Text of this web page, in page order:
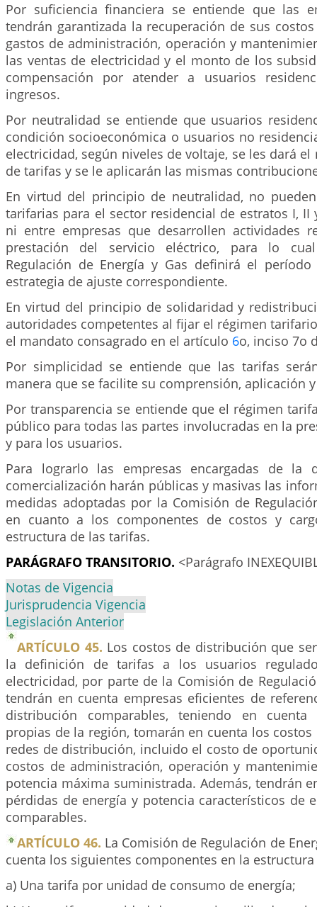
Por suficiencia financiera se entiende que las
tendrán garantizada la recuperación de sus
gastos de administración, operación y
las ventas de electricidad y el monto de los
compensación por atender a usuarios
ingresos.
Por neutralidad se entiende que usuarios
condición socioeconómica o usuarios no
electricidad, según niveles de voltaje, se les dará
de tarifas y se le aplicarán las mismas
En virtud del principio de neutralidad, no
tarifarias para el sector residencial de estratos I, II
ni entre empresas que desarrollen actividades
prestación del servicio eléctrico, para lo
Regulación de Energía y Gas definirá el
estrategia de ajuste correspondiente.
En virtud del principio de solidaridad y
autoridades competentes al fijar el régimen
el mandato consagrado en el artículo 6o, inciso 7o
Por simplicidad se entiende que las tarifas
manera que se facilite su comprensión, aplicación
Por transparencia se entiende que el régimen
público para todas las partes involucradas en la
y para los usuarios.
Para lograrlo las empresas encargadas de la
comercialización harán públicas y masivas las
medidas adoptadas por la Comisión de
en cuanto a los componentes de costos y
estructura de las tarifas.
PARÁGRAFO TRANSITORIO. <Parágrafo
Notas de Vigencia
Jurisprudencia Vigencia
Legislación Anterior
ARTÍCULO 45. Los costos de distribución que
la definición de tarifas a los usuarios
electricidad, por parte de la Comisión de
tendrán en cuenta empresas eficientes de
distribución comparables, teniendo en cuenta
propias de la región, tomarán en cuenta los
redes de distribución, incluido el costo de
costos de administración, operación y
potencia máxima suministrada. Además, tendrán
pérdidas de energía y potencia característicos de
comparables.
ARTÍCULO 46. La Comisión de Regulación de
cuenta los siguientes componentes en la
a) Una tarifa por unidad de consumo de energía;